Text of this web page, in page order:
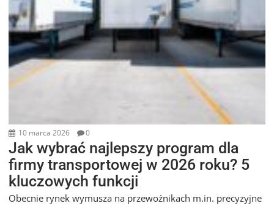
10 marca 2026 0
Jak wybrać najlepszy program dla
firmy transportowej w 2026 roku? 5
kluczowych funkcji
Obecnie rynek wymusza na przewoźnikach m.in. precyzyjne